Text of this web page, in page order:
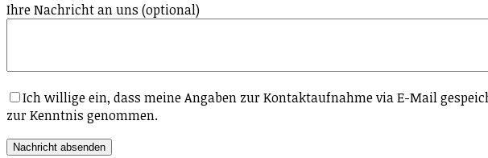
Ihre Nachricht an uns (optional)
Ich willige ein, dass meine Angaben zur Kontaktaufnahme via E-Mail
zur Kenntnis genommen.